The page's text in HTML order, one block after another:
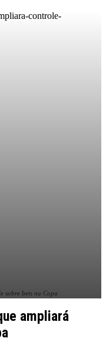
sobre bets na Copa
ampliará